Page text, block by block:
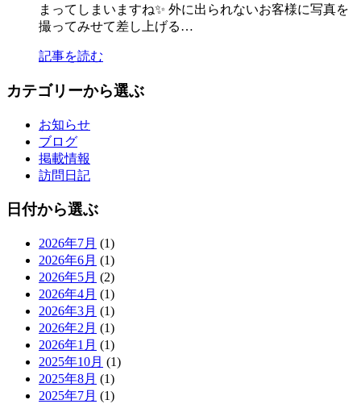
まってしまいますね✨ 外に出られないお客様に写真を
撮ってみせて差し上げる…
記事を読む
カテゴリーから選ぶ
お知らせ
ブログ
掲載情報
訪問日記
日付から選ぶ
2026年7月 (1)
2026年6月 (1)
2026年5月 (2)
2026年4月 (1)
2026年3月 (1)
2026年2月 (1)
2026年1月 (1)
2025年10月 (1)
2025年8月 (1)
2025年7月 (1)